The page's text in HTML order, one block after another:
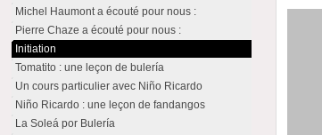
Michel Haumont a écouté pour nous :
Pierre Chaze a écouté pour nous :
Initiation
Tomatito : une leçon de bulería
Un cours particulier avec Niño Ricardo
Niño Ricardo : une leçon de fandangos
La Soleá por Bulería